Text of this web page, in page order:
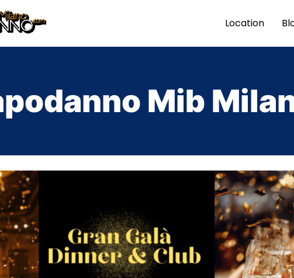
Location
Mib